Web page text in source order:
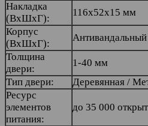
Накладка
(ВхШхГ):
116х52х15 мм
Корпус
(ВхШхГ):
Толщина
двери:
1-40 мм
Тип двери:
Деревянная /
Ресурс
элементов
питания:
до 35 000